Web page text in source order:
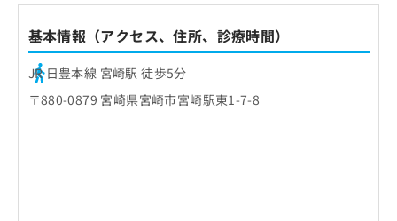
基本情報（アクセス、住所、診療時間）
JR 日豊本線 宮崎駅 徒歩5分
〒880-0879 宮崎県宮崎市宮崎駅東1-7-8